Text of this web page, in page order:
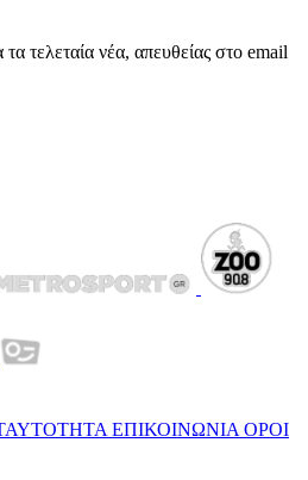
τελεταία νέα, απευθείας στο email
ΕΠΙΚΟΙΝΩΝΙΑ ΟΡΟΙ